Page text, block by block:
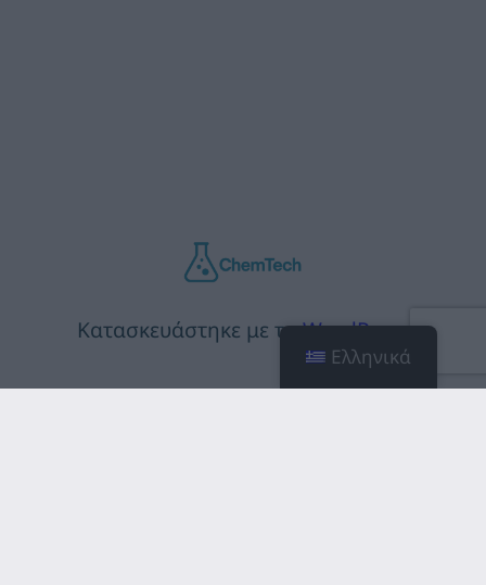
Κατασκευάστηκε με τοWordPress
Ελληνικά